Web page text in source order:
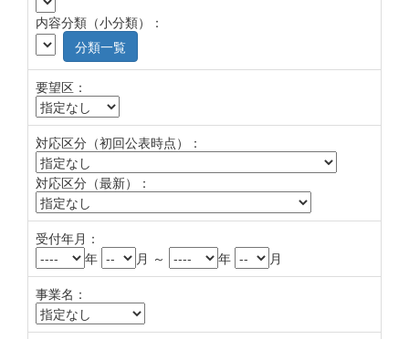
内容分類（小分類）：
分類一覧
要望区：
対応区分（初回公表時点）：
対応区分（最新）：
受付年月：
年
月 ～ 年
月
事業名：